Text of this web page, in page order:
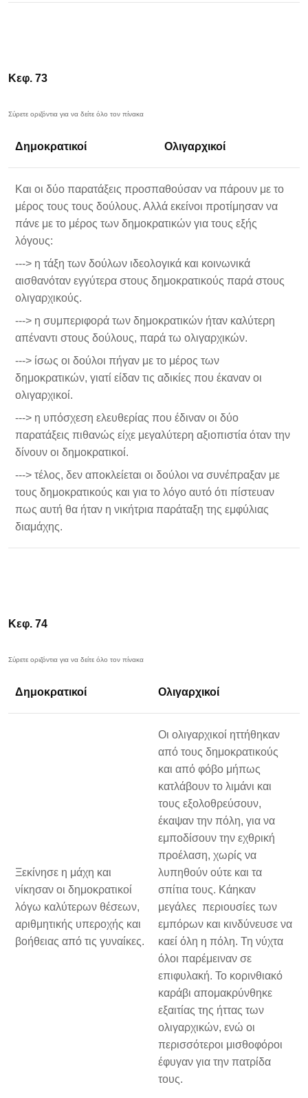
Κεφ. 73
Δημοκρατικοί Ολιγαρχικοί
Και οι δύο παρατάξεις προσπαθούσαν να πάρουν με το
μέρος τους τους δούλους. Αλλά εκείνοι προτίμησαν να
πάνε με το μέρος των δημοκρατικών για τους εξής
λόγους:
---> η τάξη των δούλων ιδεολογικά και κοινωνικά
αισθανόταν εγγύτερα στους δημοκρατικούς παρά στους
ολιγαρχικούς.
---> η συμπεριφορά των δημοκρατικών ήταν καλύτερη
απέναντι στους δούλους, παρά τω ολιγαρχικών.
---> ίσως οι δούλοι πήγαν με το μέρος των
δημοκρατικών, γιατί είδαν τις αδικίες που έκαναν οι
ολιγαρχικοί.
---> η υπόσχεση ελευθερίας που έδιναν οι δύο
παρατάξεις πιθανώς είχε μεγαλύτερη αξιοπιστία όταν την
δίνουν οι δημοκρατικοί.
---> τέλος, δεν αποκλείεται οι δούλοι να συνέπραξαν με
τους δημοκρατικούς και για το λόγο αυτό ότι πίστευαν
πως αυτή θα ήταν η νικήτρια παράταξη της εμφύλιας
διαμάχης.
Κεφ. 74
Δημοκρατικοί Ολιγαρχικοί
Ξεκίνησε η μάχη και
νίκησαν οι δημοκρατικοί
λόγω καλύτερων θέσεων,
αριθμητικής υπεροχής και
βοήθειας από τις γυναίκες.
Οι ολιγαρχικοί ηττήθηκαν
από τους δημοκρατικούς
και από φόβο μήπως
κατλάβουν το λιμάνι και
τους εξολοθρεύσουν,
έκαψαν την πόλη, για να
εμποδίσουν την εχθρική
προέλαση, χωρίς να
λυπηθούν ούτε και τα
σπίτια τους. Κάηκαν
μεγάλες περιουσίες των
εμπόρων και κινδύνευσε να
καεί όλη η πόλη. Τη νύχτα
όλοι παρέμειναν σε
επιφυλακή. Το κορινθιακό
καράβι απομακρύνθηκε
εξαιτίας της ήττας των
ολιγαρχικών, ενώ οι
περισσότεροι μισθοφόροι
έφυγαν για την πατρίδα
τους.